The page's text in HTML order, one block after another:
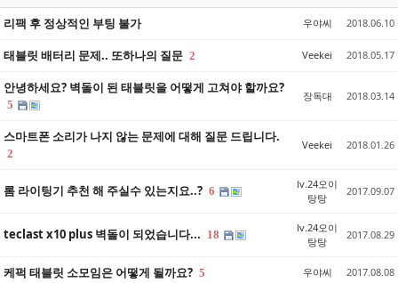
리팩 후 정상적인 부팅 불가 우야씨 2018.06.10
태블릿 배터리 문제.. 또하나의 질문 2 Veekei 2018.05.17
안녕하세요? 벽돌이 된 태블릿을 어떻게 고쳐야 할까요?
5
장독대 2018.03.14
스마트폰 소리가 나지 않는 문제에 대해 질문 드립니다.
2
Veekei 2018.01.26
롬 라이팅기 추천 해 주실수 있는지요..? 6
lv.24오이
탕탕
2017.09.07
teclast x10 plus 벽돌이 되었습니다... 18
lv.24오이
탕탕
2017.08.29
케퍽 태블릿 소모임은 어떻게 될까요? 5 우야씨 2017.08.08